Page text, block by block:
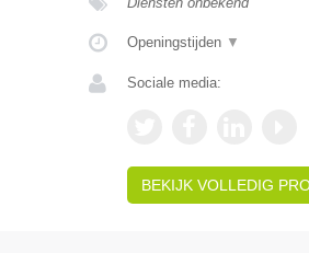
Openingstijden ▼
Sociale media:
BEKIJK VOLLEDIG